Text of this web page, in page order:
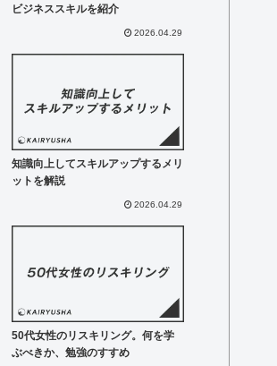
ビジネススキルを紹介
2026.04.29
知識向上してスキルアップするメリ
ットを解説
2026.04.29
50代女性のリスキリング。何を学
ぶべきか、勉強のすすめ